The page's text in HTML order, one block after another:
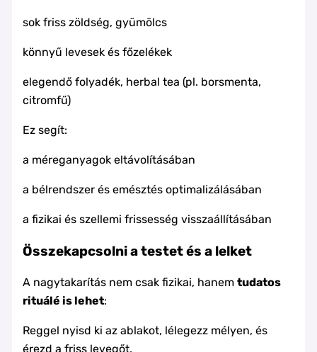
sok friss zöldség, gyümölcs
könnyű levesek és főzelékek
elegendő folyadék, herbal tea (pl. borsmenta,
citromfű)
Ez segít:
a méreganyagok eltávolításában
a bélrendszer és emésztés optimalizálásában
a fizikai és szellemi frissesség visszaállításában
Összekapcsolni a testet és a lelket
A nagytakarítás nem csak fizikai, hanem tudatos
rituálé is lehet:
Reggel nyisd ki az ablakot, lélegezz mélyen, és
érezd a friss levegőt.